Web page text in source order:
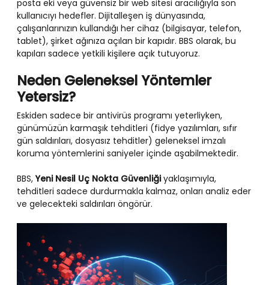
posta eki veya güvensiz bir web sitesi aracılığıyla son
kullanıcıyı hedefler. Dijitalleşen iş dünyasında,
çalışanlarınızın kullandığı her cihaz (bilgisayar, telefon,
tablet), şirket ağınıza açılan bir kapıdır. BBS olarak, bu
kapıları sadece yetkili kişilere açık tutuyoruz.
Neden Geleneksel Yöntemler
Yetersiz?
Eskiden sadece bir antivirüs programı yeterliyken,
günümüzün karmaşık tehditleri (fidye yazılımları, sıfır
gün saldırıları, dosyasız tehditler) geleneksel imzalı
koruma yöntemlerini saniyeler içinde aşabilmektedir.
BBS,Yeni Nesil Uç Nokta Güvenliğiyaklaşımıyla,
tehditleri sadece durdurmakla kalmaz, onları analiz eder
ve gelecekteki saldırıları öngörür.